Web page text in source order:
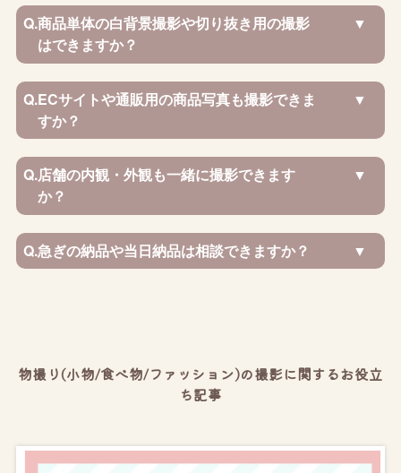
Q.商品単体の白背景撮影や切り抜き用の撮影
はできますか？
Q.ECサイトや通販用の商品写真も撮影できま
すか？
Q.店舗の内観・外観も一緒に撮影できます
か？
Q.急ぎの納品や当日納品は相談できますか？
物撮り(小物/食べ物/ファッション)の撮影に関するお役立
ち記事